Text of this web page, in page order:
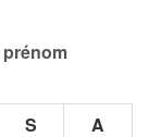
prénom
S
A